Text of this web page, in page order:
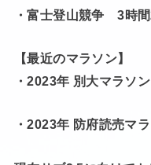
・富士登山競争 3時
【最近のマラソン】
・2023年 別大マラソ
・2023年 防府読売マ